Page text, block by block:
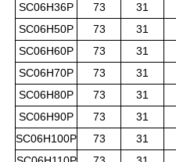
SC06H36P 73 31
SC06H50P
73 31
SC06H60P
73 31
SC06H70P
73 31
SC06H80P
73 31
SC06H90P
73 31
SC06H100P
73 31